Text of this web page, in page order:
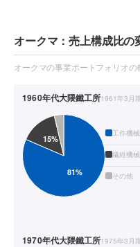
オークマ：売上構成比の
オークマの事業ポートフォリオ
1960年代大隈鐵工所1961年3月
工作機械
繊維機械
その他
1970年代大隈鐵工所1975年3月